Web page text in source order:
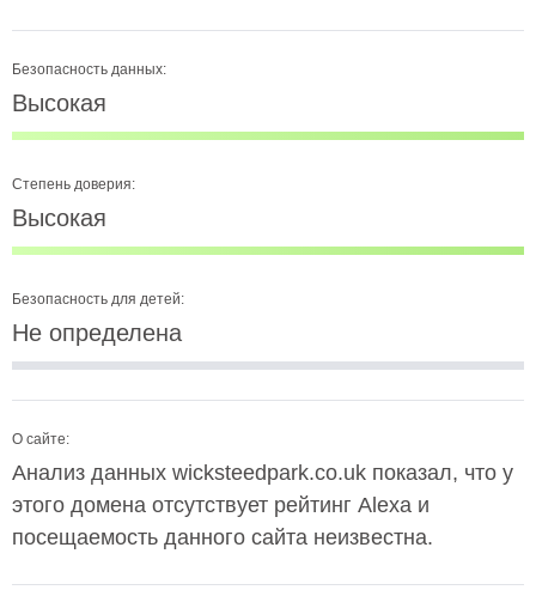
Безопасность данных:
Высокая
Степень доверия:
Высокая
Безопасность для детей:
Не определена
О сайте:
Анализ данных wicksteedpark.co.uk показал, что у
этого домена отсутствует рейтинг Alexa и
посещаемость данного сайта неизвестна.